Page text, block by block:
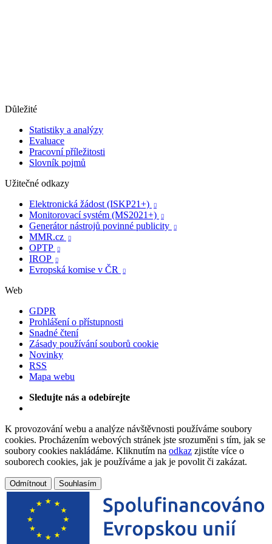
Důležité
Statistiky a analýzy
Evaluace
Pracovní příležitosti
Slovník pojmů
Užitečné odkazy
Elektronická žádost (ISKP21+)

Monitorovací systém (MS2021+) 
Generátor nástrojů povinné publicity 
MMR.cz 
OPTP 
IROP 
Evropská komise v ČR 
Web
GDPR
Prohlášení o přístupnosti
Snadné čtení
Zásady používání souborů cookie
Novinky
RSS
Mapa webu
Sledujte nás a odebírejte
K provozování webu a analýze návštěvnosti používáme soubory
cookies. Procházením webových stránek jste srozuměni s tím, jak se
soubory cookies nakládáme. Kliknutím na odkaz zjistíte více o
souborech cookies, jak je používáme a jak je povolit či zakázat.
Odmítnout Souhlasím